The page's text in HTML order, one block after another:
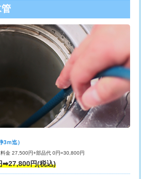
ング鋼管・銅
/3ｍまで)
44,000円
グ鋼管・銅
/3ｍ超え)
+8,800円
埋め戻し作
11,000円~
事/3ｍまで） 55,000円
管工事/3ｍ超
埋め戻し作業）
で
超え +3,300円
33,000円
8,800円
理・清掃・修
など（軽作業）
11,000円
処理・清掃・修
ど（中作業）
22,000円
処理・清掃・修
など（重作業）
33,000円
3ｍ迄）
金 27,500円+部品代 0円=30,800円
➡27,800円(税込)